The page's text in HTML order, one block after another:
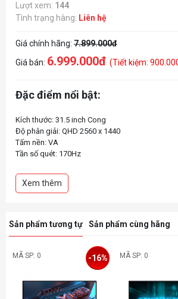
Lượt xem: 144
Tình trạng hàng: Liên hệ
Giá chính hãng: 7.899.000đ
Giá bán: 6.999.000đ (Tiết kiệm:
Đặc điểm nổi bật:
Kích thước: 31.5 inch Cong
Độ phân giải: QHD 2560 x 1440
Tấm nền: VA
Tần số quét: 170Hz
Tỉ lệ tương phản: 3000:1
Độ sáng: 300 nits
Xem thêm
Sản phẩm tương tự Sản phẩm cùng hãng
MÃ SP: 0 -16% MÃ SP: 0